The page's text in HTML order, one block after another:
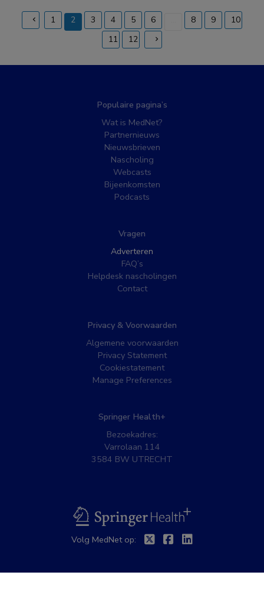
1
2
(current)
3 4 5 6 8 9
10
11
12
Populaire pagina’s
Wat is MedNet?
Partnernieuws
Nieuwsbrieven
Nascholing
Webcasts
Bijeenkomsten
Podcasts
Vragen
Adverteren
FAQ’s
Helpdesk nascholingen
Contact
Privacy & Voorwaarden
Algemene voorwaarden
Privacy Statement
Cookiestatement
Manage Preferences
Springer Health+
Bezoekadres:
Varrolaan 114
3584 BW UTRECHT
BSL
Volg MedNet op: TwitterFacebook
Linkedin